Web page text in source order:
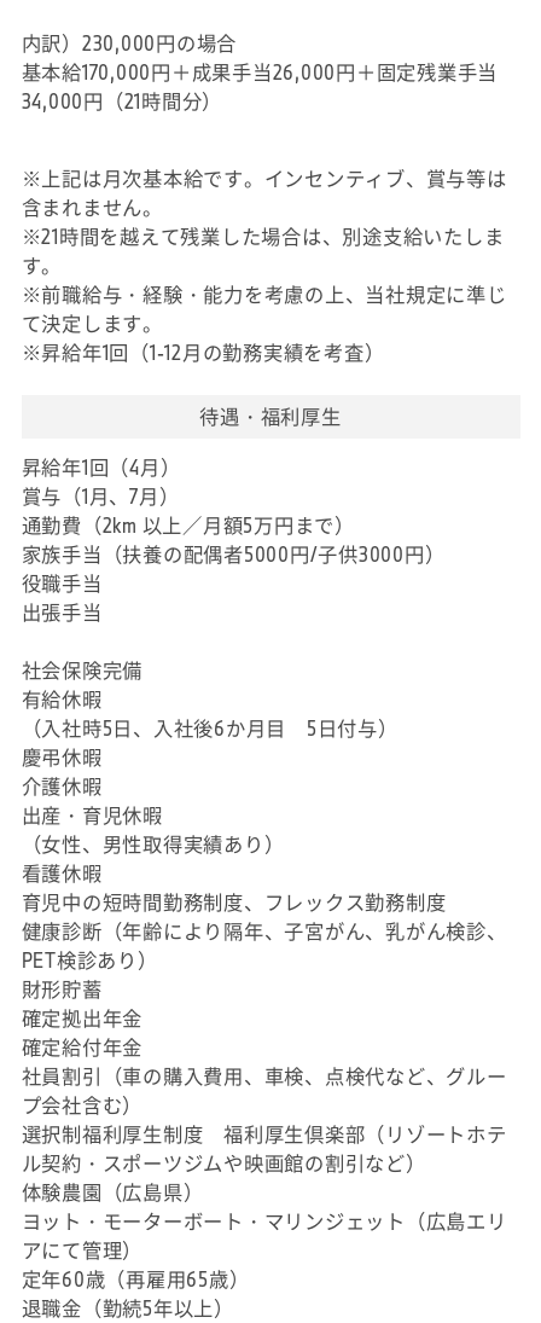
内訳）230,000円の場合
基本給170,000円＋成果手当26,000円＋固定残業手当
34,000円（21時間分）
※上記は月次基本給です。インセンティブ、賞与等は
含まれません。
※21時間を越えて残業した場合は、別途支給いたしま
す。
※前職給与・経験・能力を考慮の上、当社規定に準じ
て決定します。
※昇給年1回（1-12月の勤務実績を考査）
待遇・福利厚生
昇給年1回（4月）
賞与（1月、7月）
通勤費（2km 以上／月額5万円まで）
家族手当（扶養の配偶者5000円/子供3000円）
役職手当
出張手当
社会保険完備
有給休暇
（入社時5日、入社後6か月目 5日付与）
慶弔休暇
介護休暇
出産・育児休暇
（女性、男性取得実績あり）
看護休暇
育児中の短時間勤務制度、フレックス勤務制度
健康診断（年齢により隔年、子宮がん、乳がん検診、
PET検診あり）
財形貯蓄
確定拠出年金
確定給付年金
社員割引（車の購入費用、車検、点検代など、グルー
プ会社含む）
選択制福利厚生制度 福利厚生倶楽部（リゾートホテ
ル契約・スポーツジムや映画館の割引など）
体験農園（広島県）
ヨット・モーターボート・マリンジェット（広島エリ
アにて管理）
定年60歳（再雇用65歳）
退職金（勤続5年以上）